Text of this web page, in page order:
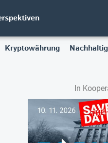
Kryptowährung
In